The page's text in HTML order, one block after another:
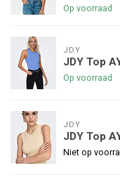
Op voorraad
JDY
JDY Top
Op voorraad
JDY
JDY Top
Niet op